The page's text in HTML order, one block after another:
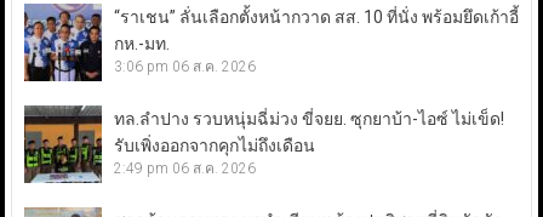
“ราเชน” ลั่นเลือกตั้งหน้ากวาด สส. 10 ที่นั่ง พร้อมยึดเก้าอี้
กห.-มท.
3:06 pm 06 ส.ค. 2026
ทล.ลำปาง รวบหนุ่มฉี่ม่วง ขี่จยย. ซุกยาบ้า-ไอซ์ ไม่เข็ด!
รับเพิ่งออกจากคุกไม่ถึงเดือน
2:49 pm 06 ส.ค. 2026